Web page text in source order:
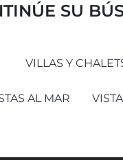
SU
VILLAS Y
AL MAR